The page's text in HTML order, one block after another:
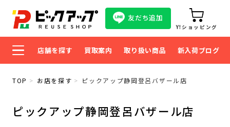
友だち追加
Y!ショッピング
店舗を探す 買取案内 取り扱い商品 新入荷ブログ
TOP お店を探す ピックアップ静岡登呂バザール店
ピックアップ静岡登呂バザール店